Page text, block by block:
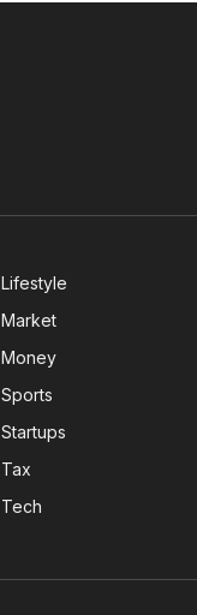
Lifestyle
Market
Money
Sports
Startups
Tax
Tech